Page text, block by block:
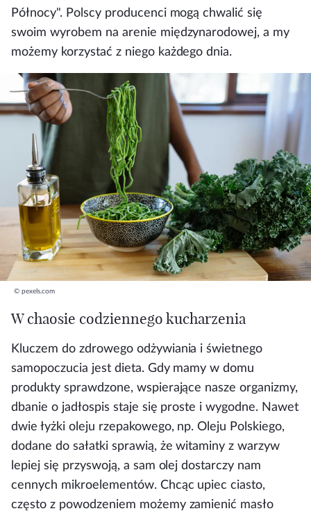
Północy". Polscy producenci mogą chwalić się
swoim wyrobem na arenie międzynarodowej, a my
możemy korzystać z niego każdego dnia.
© pexels.com
W chaosie codziennego kucharzenia
Kluczem do zdrowego odżywiania i świetnego
samopoczucia jest dieta. Gdy mamy w domu
produkty sprawdzone, wspierające nasze organizmy,
dbanie o jadłospis staje się proste i wygodne. Nawet
dwie łyżki oleju rzepakowego, np. Oleju Polskiego,
dodane do sałatki sprawią, że witaminy z warzyw
lepiej się przyswoją, a sam olej dostarczy nam
cennych mikroelementów. Chcąc upiec ciasto,
często z powodzeniem możemy zamienić masło